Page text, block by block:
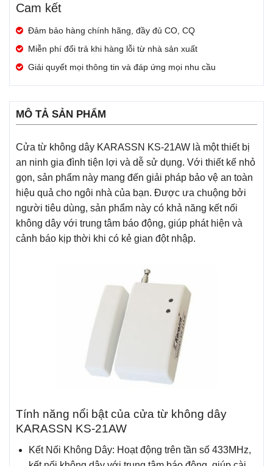
Cam kết
Đảm bảo hàng chính hãng, đầy đủ CO, CQ
Miễn phí đổi trả khi hàng lỗi từ nhà sản xuất
Giải quyết mọi thông tin và đáp ứng mọi nhu cầu
MÔ TẢ SẢN PHẨM
Cửa từ không dây KARASSN KS-21AW là một thiết bị
an ninh gia đình tiện lợi và dễ sử dụng. Với thiết kế nhỏ
gọn, sản phẩm này mang đến giải pháp bảo vệ an toàn
hiệu quả cho ngôi nhà của bạn. Được ưa chuộng bởi
người tiêu dùng, sản phẩm này có khả năng kết nối
không dây với trung tâm báo động, giúp phát hiện và
cảnh báo kịp thời khi có kẻ gian đột nhập.
Tính năng nổi bật của cửa từ không dây
KARASSN KS-21AW
Kết Nối Không Dây: Hoạt động trên tần số 433MHz,